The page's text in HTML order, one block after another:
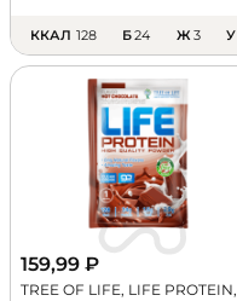
ККАЛ 128 Б24 Ж3 У
159,99 ₽
TREE OF LIFE, LIFE PROTEIN,